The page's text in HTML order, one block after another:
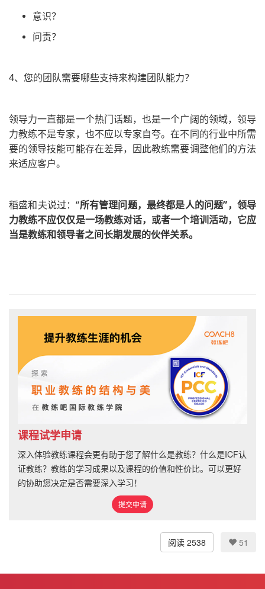
意识？
问责？
4、 您的团队需要哪些支持来构建团队能力？
领导力一直都是一个热门话题，也是一个广阔的领域，领导
力教练不是专家，也不应以专家自夸。在不同的行业中所需
要的领导技能可能存在差异，因此教练需要调整他们的方法
来适应客户。
稻盛和夫说过：“所有管理问题，最终都是人的问题”，领导
力教练不应仅仅是一场教练对话，或者一个培训活动，它应
当是教练和领导者之间长期发展的伙伴关系。
课程试学申请
深入体验教练课程会更有助于您了解什么是教练？什么是ICF认
证教练？教练的学习成果以及课程的价值和性价比。可以更好
的协助您决定是否需要深入学习！
提交申请
阅读 2538 51